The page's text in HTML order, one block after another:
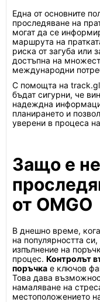
Една от основните
проследяване на
могат да се
маршрута на
риска от загуба или
достъпна на
международни
С помощта на
бъдат сигурни, че
надеждна
планирането и
уверени в процеса
Защо е
от OMGO
В днешно време,
на популярността
изпълнение на
процес. Контролът
поръчка е ключов
Това дава
намаляване на
местоположението